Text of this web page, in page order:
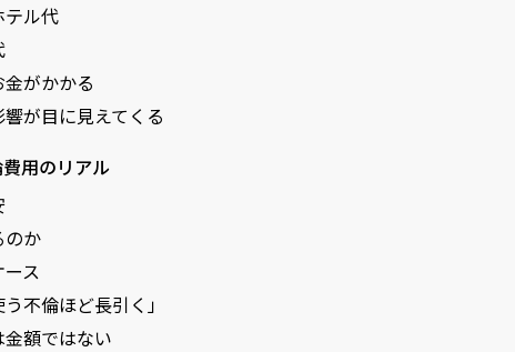
テル代
がかかる
が目に見えてくる
用のリアル
のか
ス
不倫ほど長引く」
額ではない